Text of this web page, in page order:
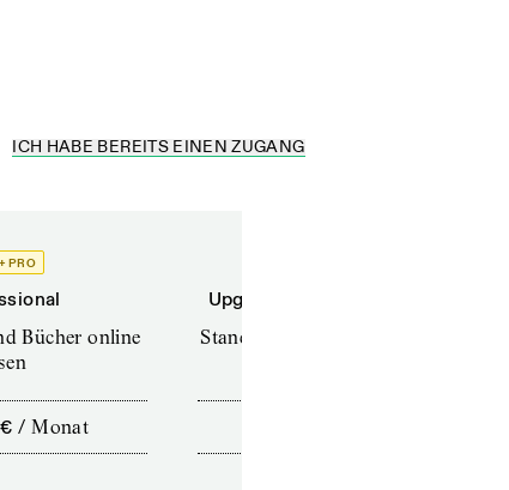
ICH HABE BEREITS EINEN ZUGANG
PRO
Bücher online
/Monat
Upgrade für Printabonnenten
Standard (TdZ+) – Zeitschriften